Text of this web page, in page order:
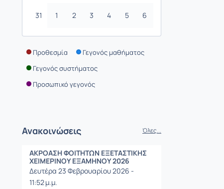
31 1 2 3 4 5 6
Προθεσμία
Γεγονός μαθήματος
Γεγονός συστήματος
Προσωπικό γεγονός
Ανακοινώσεις Όλες...
ΑΚΡΟΑΣΗ ΦΟΙΤΗΤΩΝ ΕΞΕΤΑΣΤΙΚΗΣ
ΧΕΙΜΕΡΙΝΟΥ ΕΞΑΜΗΝΟΥ 2026
Δευτέρα 23 Φεβρουαρίου 2026 -
11:52 μ.μ.